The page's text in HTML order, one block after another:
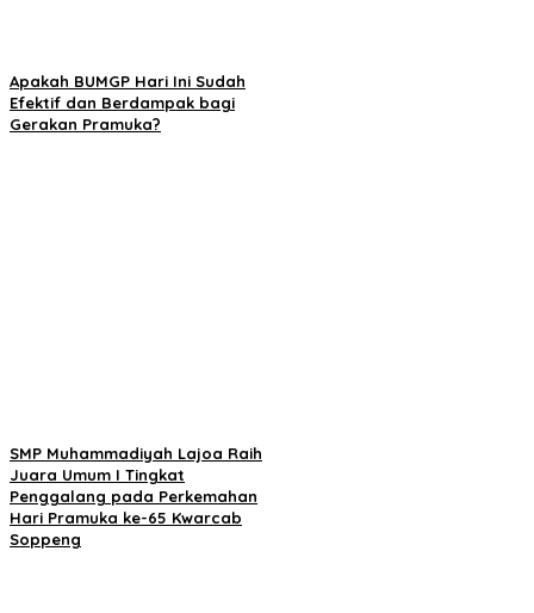
Apakah BUMGP Hari Ini Sudah
Efektif dan Berdampak bagi
Gerakan Pramuka?
SMP Muhammadiyah Lajoa Raih
Juara Umum I Tingkat
Penggalang pada Perkemahan
Hari Pramuka ke-65 Kwarcab
Soppeng